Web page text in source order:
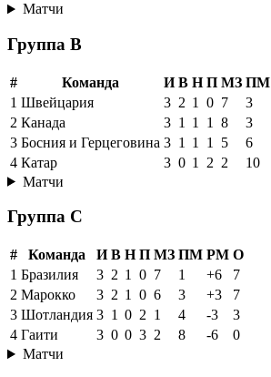
Матчи
Группа B
# Команда И В Н П МЗ ПМ
1 Швейцария 3 2 1 0 7 3
2 Канада 3 1 1 1 8 3
3 Босния и Герцеговина 3 1 1 1 5 6
4 Катар 3 0 1 2 2 10
Матчи
Группа C
# Команда И В Н П МЗ ПМ РМ О
1 Бразилия 3 2 1 0 7 1 +6
7
2 Марокко 3 2 1 0 6 3 +3
7
3 Шотландия 3 1 0 2 1 4 -3
3
4 Гаити 3 0 0 3 2 8 -6
0
Матчи